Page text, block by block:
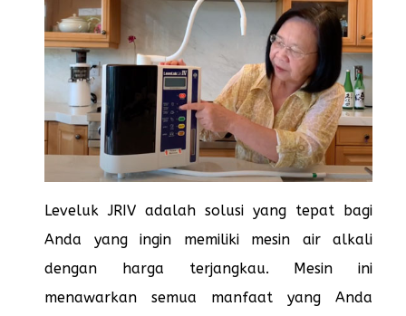
Leveluk JRIV adalah solusi yang tepat bagi
Anda yang ingin memiliki mesin air alkali
dengan harga terjangkau. Mesin ini
menawarkan semua manfaat yang Anda